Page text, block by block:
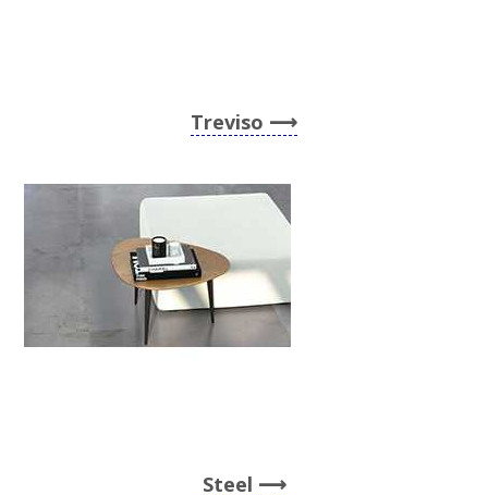
Treviso
Steel